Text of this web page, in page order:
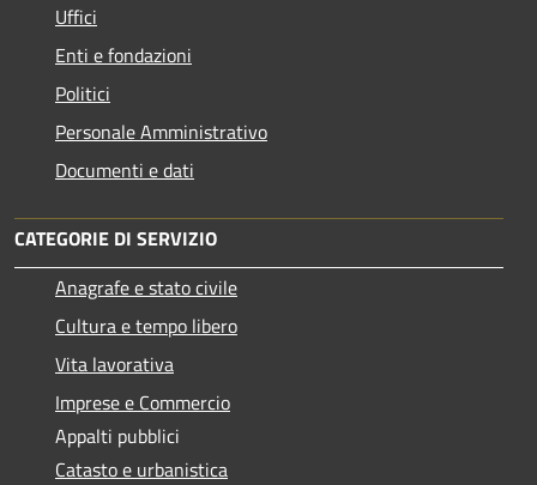
Uffici
Enti e fondazioni
Politici
Personale Amministrativo
Documenti e dati
CATEGORIE DI SERVIZIO
Anagrafe e stato civile
Cultura e tempo libero
Vita lavorativa
Imprese e Commercio
Appalti pubblici
Catasto e urbanistica